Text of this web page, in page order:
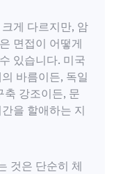
게 다르지만, 암
면접이 어떻게
있습니다. 미국
바름이든, 독일
축 강조이든, 문
을 할애하는 지
것은 단순히 체